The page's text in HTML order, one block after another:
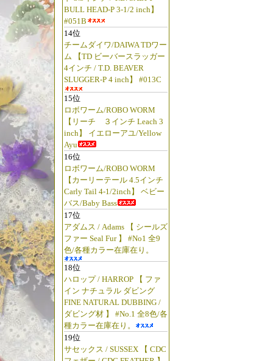
BULL HEAD-P 3-1/2 inch】
#051B
14位
チームダイワ/DAIWA TDワー
ム 【TD ビーバースラッガー
4インチ / T.D. BEAVER
SLUGGER-P 4 inch】 #013C
15位
ロボワーム/ROBO WORM
【リーチ ３インチ Leach 3
inch】 イエローアユ/Yellow
Ayu
16位
ロボワーム/ROBO WORM
【カーリーテール 4.5インチ
Carly Tail 4-1/2inch】 ベビー
バス/Baby Bass
17位
アダムス / Adams 【 シールズ
ファー Seal Fur 】 #No1 全9
色/各種カラー在庫在り。
18位
ハロップ / HARROP 【 ファ
イン ナチュラル ダビング
FINE NATURAL DUBBING /
ダビング材 】 #No.1 全8色/各
種カラー在庫在り。
19位
サセックス / SUSSEX 【 CDC